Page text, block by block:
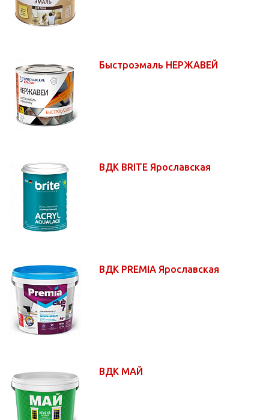
Быстроэмаль НЕРЖАВЕЙ
ВДК BRITE Ярославская
ВДК PREMIA Ярославская
ВДК МАЙ